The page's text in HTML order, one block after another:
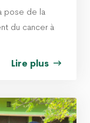
pose de la
du cancer à
Lire plus